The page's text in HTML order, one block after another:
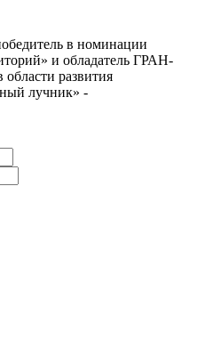
в номинации
и обладатель ГРАН-
развития
лучник» -